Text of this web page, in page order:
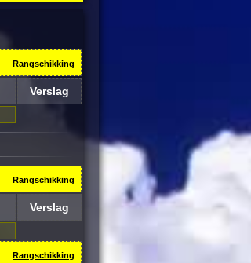
Rangschikking
Verslag
Rangschikking
Verslag
Rangschikking